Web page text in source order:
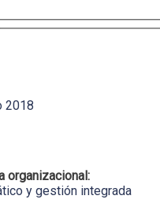
2018
organizacional:
y gestión integrada